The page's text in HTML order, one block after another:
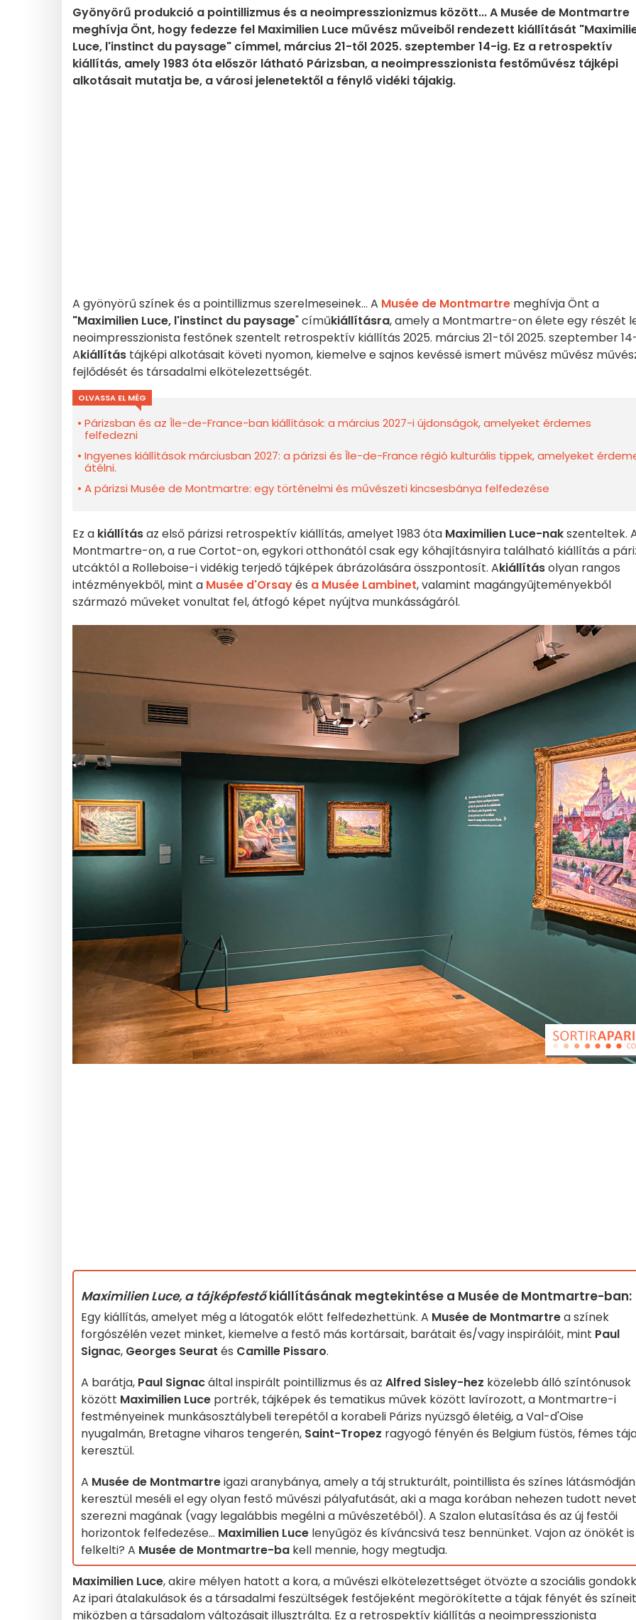
Gyönyörű produkció a pointillizmus és a neoimpresszionizmus között... A Musée de Montmartre
meghívja Önt, hogy fedezze fel Maximilien Luce művész műveiből rendezett kiállítását
Luce, l'instinct du paysage" címmel, március 21-től 2025. szeptember 14-ig. Ez a retrospektív
kiállítás, amely 1983 óta először látható Párizsban, a neoimpresszionista festőművész tájképi
alkotásait mutatja be, a városi jelenetektől a fénylő vidéki tájakig.
A gyönyörű színek és a pointillizmus szerelmeseinek... A Musée de Montmartre meghívja Önt a
"Maximilien Luce, l'instinct du paysage" címűkiállításra, amely a Montmartre-on élete egy részét
neoimpresszionista festőnek szentelt retrospektív kiállítás 2025. március 21-től 2025. szeptember
Akiállítás tájképi alkotásait követi nyomon, kiemelve e sajnos kevéssé ismert művész művész
fejlődését és társadalmi elkötelezettségét.
OLVASSA EL MÉG
Párizsban és az Île-de-France-ban kiállítások: a március 2027-i újdonságok, amelyeket érdemes
felfedezni
Ingyenes kiállítások márciusban 2027: a párizsi és Île-de-France régió kulturális tippek, amelyeket
átélni.
A párizsi Musée de Montmartre: egy történelmi és művészeti kincsesbánya felfedezése
Ez a kiállításaz első párizsi retrospektív kiállítás, amelyet 1983 óta Maximilien Luce-nakszenteltek.
Montmartre-on, a rue Cortot-on, egykori otthonától csak egy kőhajításnyira található kiállítás a
utcáktól a Rolleboise-i vidékig terjedő tájképek ábrázolására összpontosít. Akiállításolyan rangos
intézményekből, mint a Musée d'Orsayés a Musée Lambinet, valamint magángyűjteményekből
származó műveket vonultat fel, átfogó képet nyújtva munkásságáról.
Maximilien Luce, a tájképfestőkiállításának megtekintése a Musée de Montmartre-ban:
Egy kiállítás, amelyet még a látogatók előtt felfedezhettünk. A Musée de Montmartrea színek
forgószélén vezet minket, kiemelve a festő más kortársait, barátait és/vagy inspirálóit, mint Paul
Signac, Georges Seurat és Camille Pissaro.
A barátja, Paul Signacáltal inspirált pointillizmus és az Alfred Sisley-hez közelebb álló színtónusok
között Maximilien Luce portrék, tájképek és tematikus művek között lavírozott, a Montmartre-i
festményeinek munkásosztálybeli terepétől a korabeli Párizs nyüzsgő életéig, a Val-d'Oise
nyugalmán, Bretagne viharos tengerén, Saint-Tropez ragyogó fényén és Belgium füstös, fémes
keresztül.
A Musée de Montmartreigazi aranybánya, amely a táj strukturált, pointillista és színes látásmódján
keresztül meséli el egy olyan festő művészi pályafutását, aki a maga korában nehezen tudott nevet
szerezni magának (vagy legalábbis megélni a művészetéből). A Szalon elutasítása és az új festői
horizontok felfedezése... Maximilien Luce lenyűgöz és kíváncsivá tesz bennünket. Vajon az önökét is
felkelti? A Musée de Montmartre-ba kell mennie, hogy megtudja.
Maximilien Luce, akire mélyen hatott a kora, a művészi elkötelezettséget ötvözte a szociális
Az ipari átalakulások és a társadalmi feszültségek festőjeként megörökítette a tájak fényét és
miközben a társadalom változásait illusztrálta. Ez a retrospektív kiállítás a neoimpresszionista